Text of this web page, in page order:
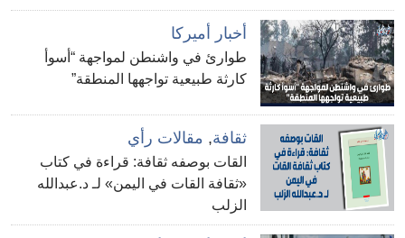
أخبار أميركا
طوارئ في واشنطن لمواجهة “أسوأ
كارثة طبيعية تواجهها المنطقة”
ثقافة, مقالات رأي
القات بوصفه ثقافة: قراءة في كتاب
«ثقافة القات في اليمن» لـ د.عبدالله
الزلب